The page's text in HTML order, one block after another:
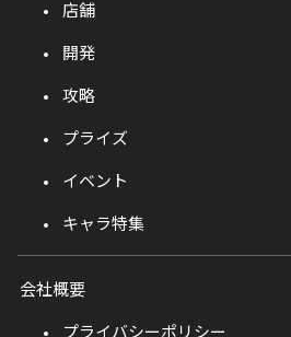
店舗
開発
攻略
プライズ
イベント
キャラ特集
会社概要
プライバシーポリシー